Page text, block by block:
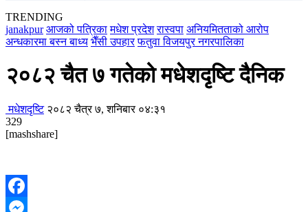
TRENDING
janakpur आजको पत्रिका मधेश प्रदेश रास्वपा अनियमितताको आरोप
अन्धकारमा बस्न बाध्य भैँसी उपहार फतुवा विजयपुर नगरपालिका
२०८२ चैत ७ गतेको मधेशदृष्टि दैनिक
मधेशदृष्टि २०८२ चैत्र ७, शनिबार ०४:३१
329
[mashshare]
Facebook